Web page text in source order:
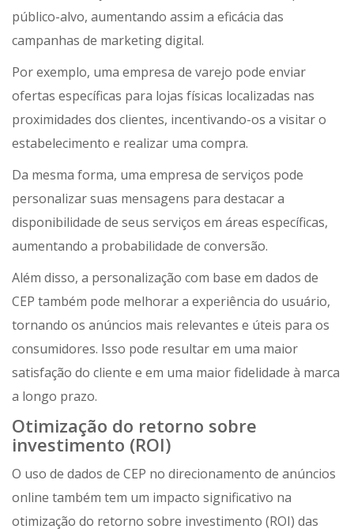
público-alvo, aumentando assim a eficácia das
campanhas de marketing digital.
Por exemplo, uma empresa de varejo pode enviar
ofertas específicas para lojas físicas localizadas nas
proximidades dos clientes, incentivando-os a visitar o
estabelecimento e realizar uma compra.
Da mesma forma, uma empresa de serviços pode
personalizar suas mensagens para destacar a
disponibilidade de seus serviços em áreas específicas,
aumentando a probabilidade de conversão.
Além disso, a personalização com base em dados de
CEP também pode melhorar a experiência do usuário,
tornando os anúncios mais relevantes e úteis para os
consumidores. Isso pode resultar em uma maior
satisfação do cliente e em uma maior fidelidade à marca
a longo prazo.
Otimização do retorno sobre
investimento (ROI)
O uso de dados de CEP no direcionamento de anúncios
online também tem um impacto significativo na
otimização do retorno sobre investimento (ROI) das